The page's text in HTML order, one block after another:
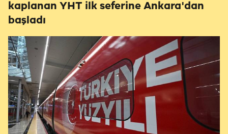
kaplanan YHT ilk seferine Ankara'dan
başladı